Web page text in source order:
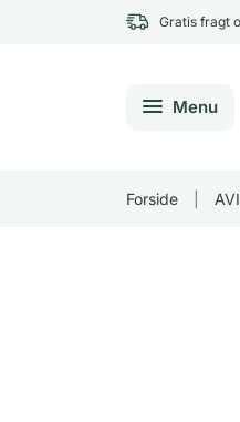
Gratis fragt
Menu
Forside